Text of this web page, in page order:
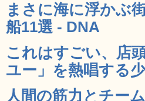
まさに海に浮かぶ
船11選 - DNA
これはすごい、店
ユー」を熱唱する
人間の筋力とチー